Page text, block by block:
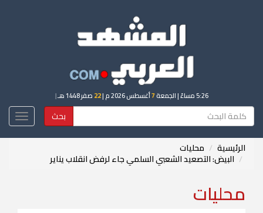
5:26 مساءً | الجمعة7أغسطس 2026 م | 22 صفر 1448 هـ |
بحث
الرئيسية محليات
البيض: التصعيد الشعبي السلمي جاء لرفض انقلاب يناير
محليات